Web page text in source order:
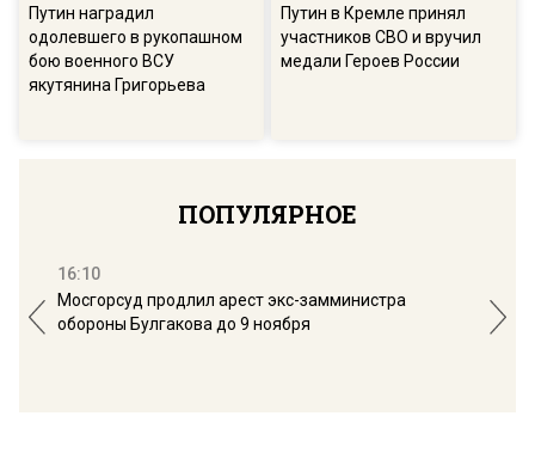
Путин наградил
одолевшего в рукопашном
бою военного ВСУ
якутянина Григорьева
Путин в Кремле принял
участников СВО и вручил
медали Героев России
ПОПУЛЯРНОЕ
16:10
Мосгорсуд продлил арест экс-замминистра
обороны Булгакова до 9 ноября